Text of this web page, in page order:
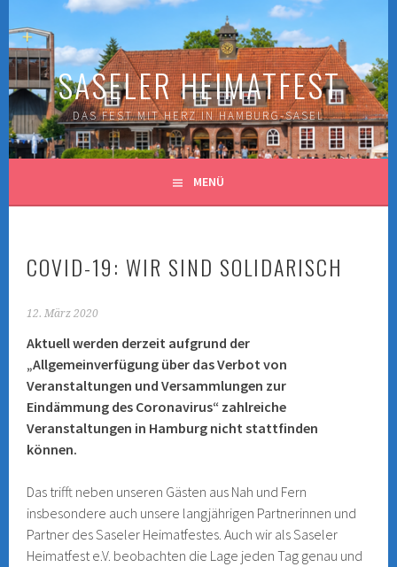
zum
Inhalt
SASELER HEIMATFEST
DAS FEST MIT HERZ IN HAMBURG-SASEL
MENÜ
COVID-19: WIR SIND SOLIDARISCH
12. März 2020
Aktuell werden derzeit aufgrund der
„Allgemeinverfügung über das Verbot von
Veranstaltungen und Versammlungen zur
Eindämmung des Coronavirus“ zahlreiche
Veranstaltungen in Hamburg nicht stattfinden
können.
Das trifft neben unseren Gästen aus Nah und Fern
insbesondere auch unsere langjährigen Partnerinnen und
Partner des Saseler Heimatfestes. Auch wir als Saseler
Heimatfest e.V. beobachten die Lage jeden Tag genau und